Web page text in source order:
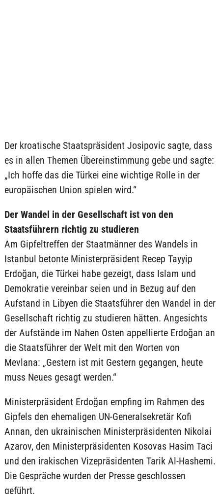
Der kroatische Staatspräsident Josipovic sagte, dass
es in allen Themen Übereinstimmung gebe und sagte:
„Ich hoffe das die Türkei eine wichtige Rolle in der
europäischen Union spielen wird.“
Der Wandel in der Gesellschaft ist von den
Staatsführern richtig zu studieren
Am Gipfeltreffen der Staatmänner des Wandels in
Istanbul betonte Ministerpräsident Recep Tayyip
Erdoğan, die Türkei habe gezeigt, dass Islam und
Demokratie vereinbar seien und in Bezug auf den
Aufstand in Libyen die Staatsführer den Wandel in der
Gesellschaft richtig zu studieren hätten. Angesichts
der Aufstände im Nahen Osten appellierte Erdoğan an
die Staatsführer der Welt mit den Worten von
Mevlana: „Gestern ist mit Gestern gegangen, heute
muss Neues gesagt werden.“
Ministerpräsident Erdoğan empfing im Rahmen des
Gipfels den ehemaligen UN-Generalsekretär Kofi
Annan, den ukrainischen Ministerpräsidenten Nikolai
Azarov, den Ministerpräsidenten Kosovas Hasim Taci
und den irakischen Vizepräsidenten Tarik Al-Hashemi.
Die Gespräche wurden der Presse geschlossen
geführt.